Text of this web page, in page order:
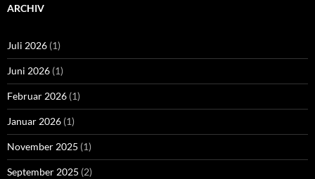
ARCHIV
Juli 2026 (1)
Juni 2026 (1)
Februar 2026 (1)
Januar 2026 (1)
November 2025 (1)
September 2025 (2)